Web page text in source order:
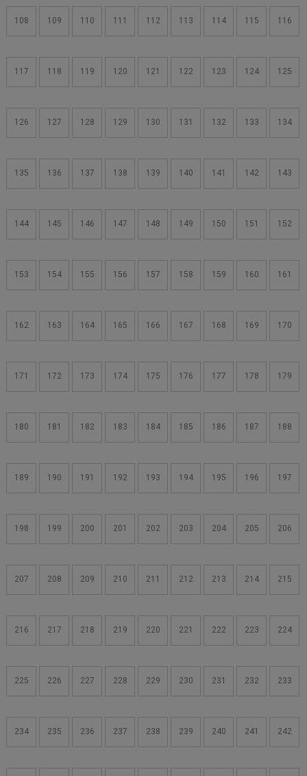
108 109 110 111 112 113 114 115 116
117 118 119 120 121 122 123 124 125
126 127 128 129 130 131 132 133 134
135 136 137 138 139 140 141 142 143
144 145 146 147 148 149 150 151 152
153 154 155 156 157 158 159 160 161
162 163 164 165 166 167 168 169 170
171 172 173 174 175 176 177 178 179
180 181 182 183 184 185 186 187 188
189 190 191 192 193 194 195 196 197
198 199 200 201 202 203 204 205 206
207 208 209 210 211 212 213 214 215
216 217 218 219 220 221 222 223 224
225 226 227 228 229 230 231 232 233
234 235 236 237 238 239 240 241 242